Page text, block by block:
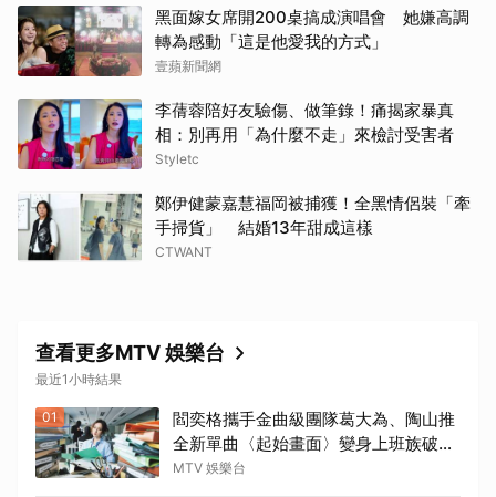
黑面嫁女席開200桌搞成演唱會 她嫌高調
轉為感動「這是他愛我的方式」
壹蘋新聞網
李蒨蓉陪好友驗傷、做筆錄！痛揭家暴真
相：別再用「為什麼不走」來檢討受害者
Styletc
鄭伊健蒙嘉慧福岡被捕獲！全黑情侶裝「牽
手掃貨」 結婚13年甜成這樣
CTWANT
查看更多MTV 娛樂台
最近1小時結果
01
閻奕格攜手金曲級團隊葛大為、陶山推
全新單曲〈起始畫面〉變身上班族破關
冒險
MTV 娛樂台